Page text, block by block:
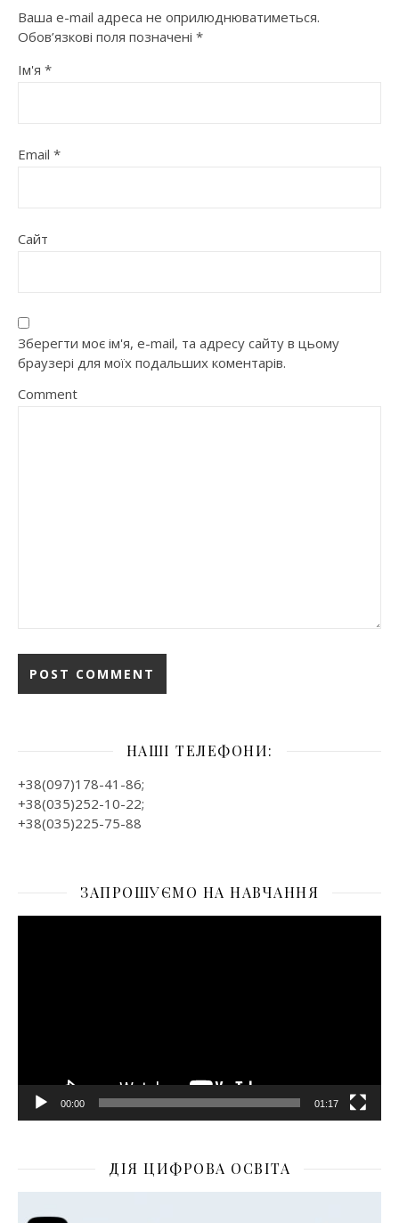
Ваша e-mail адреса не оприлюднюватиметься.
Обов’язкові поля позначені *
Ім'я *
Email *
Сайт
Зберегти моє ім'я, e-mail, та адресу сайту в цьому
браузері для моїх подальших коментарів.
Comment
НАШІ ТЕЛЕФОНИ:
+38(097)178-41-86;
+38(035)252-10-22;
+38(035)225-75-88
ЗАПРОШУЄМО НА НАВЧАННЯ
00:00 01:17
ДІЯ ЦИФРОВА ОСВІТА